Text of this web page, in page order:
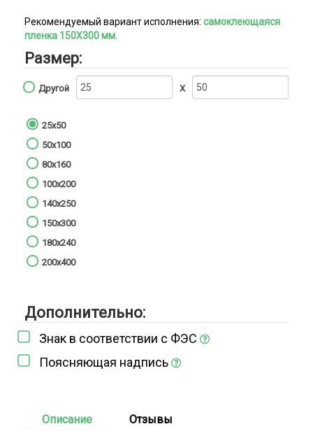
Рекомендуемый вариант исполнения: самоклеющаяся
плeнка 150Х300 мм.
Размер:
Другой Х
25x50
50x100
80x160
100x200
140x250
150x300
180x240
200x400
Дополнительно:
Знак в соответствии с ФЭС
Поясняющая надпись
Описание Отзывы